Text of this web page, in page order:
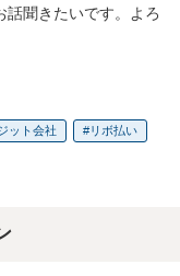
話聞きたいです。よろ
ット会社 リボ払い